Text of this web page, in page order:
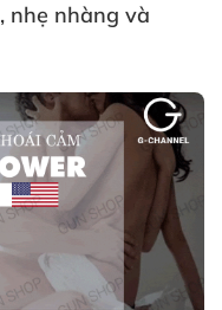
, nhẹ nhàng và